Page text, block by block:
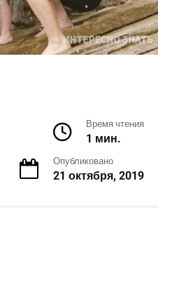
Время чтения
1 мин.
Опубликовано
21 октября, 2019